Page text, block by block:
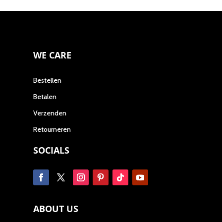
WE CARE
Bestellen
Betalen
Verzenden
Retourneren
SOCIALS
ABOUT US